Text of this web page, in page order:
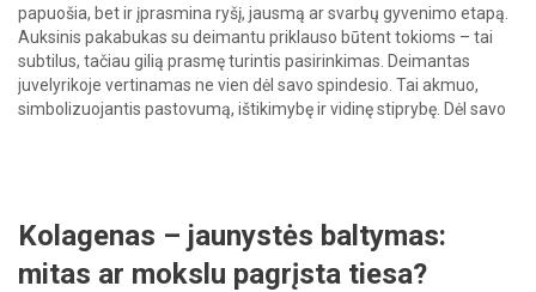
papuošia, bet ir įprasmina ryšį, jausmą ar svarbų gyvenimo etapą.
Auksinis pakabukas su deimantu priklauso būtent tokioms – tai
subtilus, tačiau gilią prasmę turintis pasirinkimas. Deimantas
juvelyrikoje vertinamas ne vien dėl savo spindesio. Tai akmuo,
simbolizuojantis pastovumą, ištikimybę ir vidinę stiprybę. Dėl savo
Kolagenas – jaunystės baltymas:
mitas ar mokslu pagrįsta tiesa?